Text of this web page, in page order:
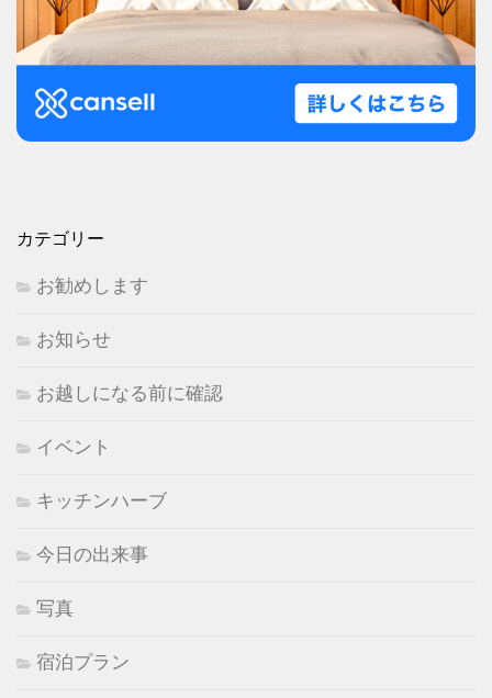
カテゴリー
お勧めします
お知らせ
お越しになる前に確認
イベント
キッチンハーブ
今日の出来事
写真
宿泊プラン